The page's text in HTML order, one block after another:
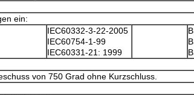
ein:
99
IEC60332-3-22-2005
IEC60754-1-99
IEC60331-21: 1999
von 750 Grad ohne Kurzschluss.